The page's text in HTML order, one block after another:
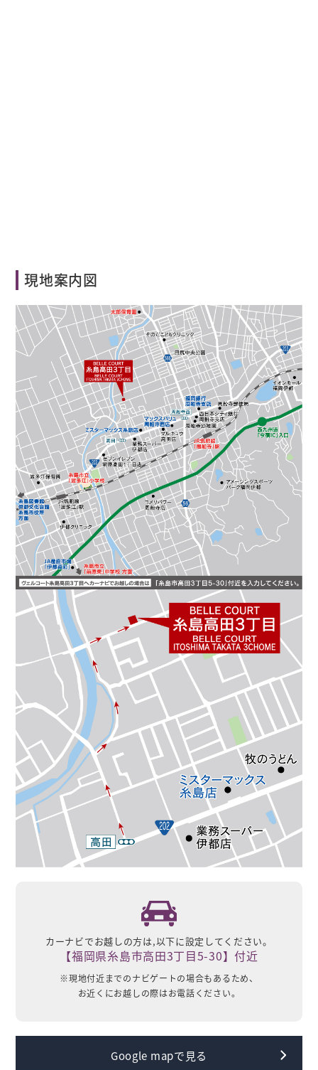
現地案内図
カーナビでお越しの方は,以下に設定してください。
【福岡県糸島市高田3丁目5-30】付近
※現地付近までのナビゲートの場合もあるため、
お近くにお越しの際はお電話ください。
Google mapで見る